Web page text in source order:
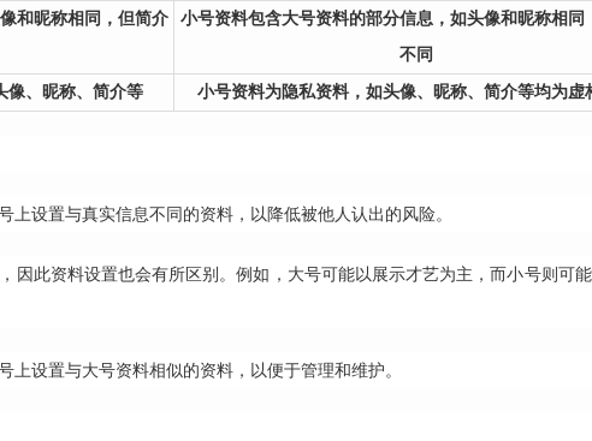
和昵称相同，但简介
小号资料包含大号资料的部分信息，如头像和昵称相同
不同
像、昵称、简介等 小号资料为隐私资料，如头像、昵称、简介等均为虚
上设置与真实信息不同的资料，以降低被他人认出的风险。
因此资料设置也会有所区别。例如，大号可能以展示才艺为主，而小号则可
上设置与大号资料相似的资料，以便于管理和维护。